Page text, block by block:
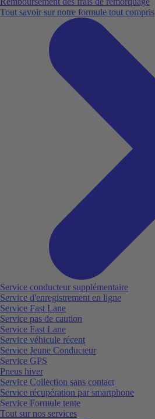
Tout savoir sur notre formule tout compris
Service conducteur supplémentaire
Service d'enregistrement en ligne
Service Fast Lane
Service pas de caution
Service Fast Lane
Service véhicule récent
Service Jeune Conducteur
Service GPS
Pneus hiver
Service Collection sans contact
Service récupération par smartphone
Service Formule tente
Tout sur nos services